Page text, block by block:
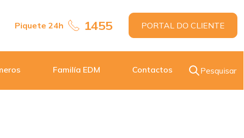
Piquete 24h 1455 PORTAL DO CLIENTE
Familía EDM Contactos Pesquisar